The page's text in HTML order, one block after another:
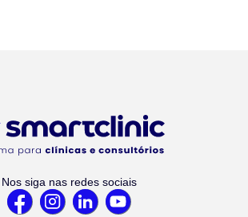
Nos siga nas redes sociais